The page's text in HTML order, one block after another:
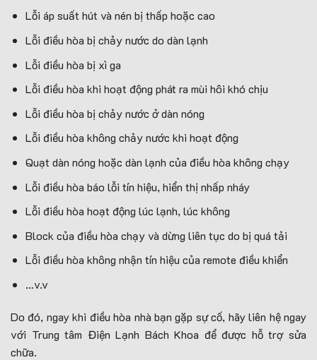
Lỗi áp suất hút và nén bị thấp hoặc cao
Lỗi điều hòa bị chảy nước do dàn lạnh
Lỗi điều hòa bị xì ga
Lỗi điều hòa khi hoạt động phát ra mùi hôi khó chịu
Lỗi điều hòa bị chảy nước ở dàn nóng
Lỗi điều hòa không chảy nước khi hoạt động
Quạt dàn nóng hoặc dàn lạnh của điều hòa không chạy
Lỗi điều hòa báo lỗi tín hiệu, hiển thị nhấp nháy
Lỗi điều hòa hoạt động lúc lạnh, lúc không
Block của điều hòa chạy và dừng liên tục do bị quá tải
Lỗi điều hòa không nhận tín hiệu của remote điều khiển
…v.v
Do đó, ngay khi điều hòa nhà bạn gặp sự cố, hãy liên hệ ngay
với Trung tâm Điện Lạnh Bách Khoa để được hỗ trợ sửa
chữa.